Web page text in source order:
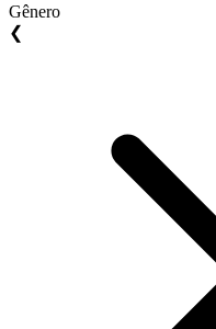
Gênero
❮